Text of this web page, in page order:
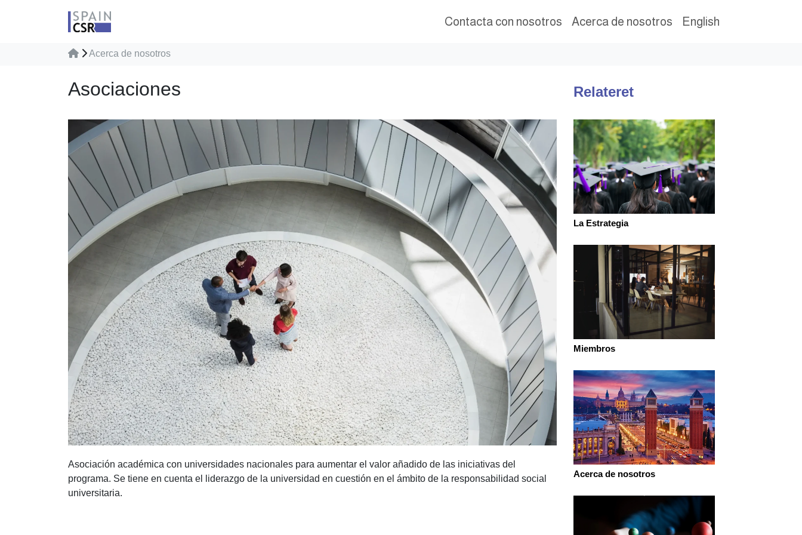
Contacta con nosotros Acerca de nosotros English
Acerca de nosotros
Asociaciones
Asociación académica con universidades nacionales para aumentar el valor añadido de las iniciativas del
programa. Se tiene en cuenta el liderazgo de la universidad en cuestión en el ámbito de la responsabilidad social
universitaria.
Relateret
La Estrategia
Miembros
Acerca de nosotros